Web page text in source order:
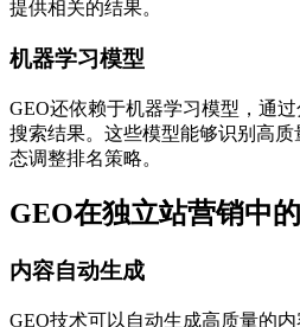
提供相关的结果。
机器学习模型
GEO还依赖于机器学习模型，通
搜索结果。这些模型能够识别高
态调整排名策略。
GEO在独立站营销中
内容自动生成
GEO技术可以自动生成高质量的